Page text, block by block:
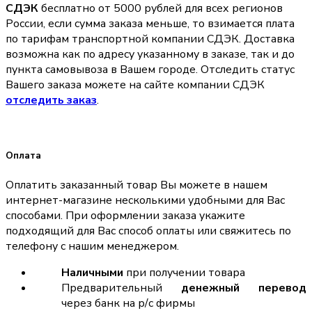
СДЭКбесплатно от 5000 рублей для всех регионов
России, если сумма заказа меньше, то взимается плата
по тарифам транспортной компании СДЭК. Доставка
возможна как по адресу указанному в заказе, так и до
пункта самовывоза в Вашем городе. Отследить статус
Вашего заказа можете на сайте компании СДЭК
отследить заказ.
Оплата
Оплатить заказанный товар Вы можете в нашем
интернет-магазине несколькими удобными для Вас
способами. При оформлении заказа укажите
подходящий для Вас способ оплаты или свяжитесь по
телефону с нашим менеджером.
Наличными при получении товара
Предварительный денежный перевод
через банк на р/с фирмы